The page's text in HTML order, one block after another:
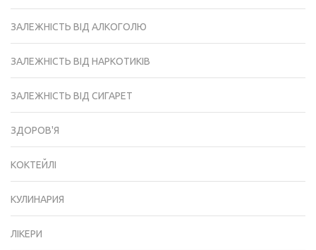
ЗАЛЕЖНІСТЬ ВІД АЛКОГОЛЮ
ЗАЛЕЖНІСТЬ ВІД НАРКОТИКІВ
ЗАЛЕЖНІСТЬ ВІД СИГАРЕТ
ЗДОРОВ'Я
КОКТЕЙЛІ
КУЛИНАРИЯ
ЛІКЕРИ